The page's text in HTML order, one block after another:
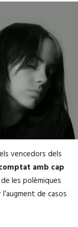
vencedors dels
amb cap
les polèmiques
de casos